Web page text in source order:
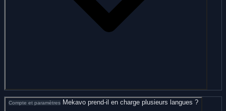
Compte et paramètres Mekavo prend-il en charge plusieurs langues ?